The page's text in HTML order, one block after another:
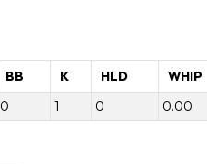
BB K HLD WHIP
0 1 0 0.00